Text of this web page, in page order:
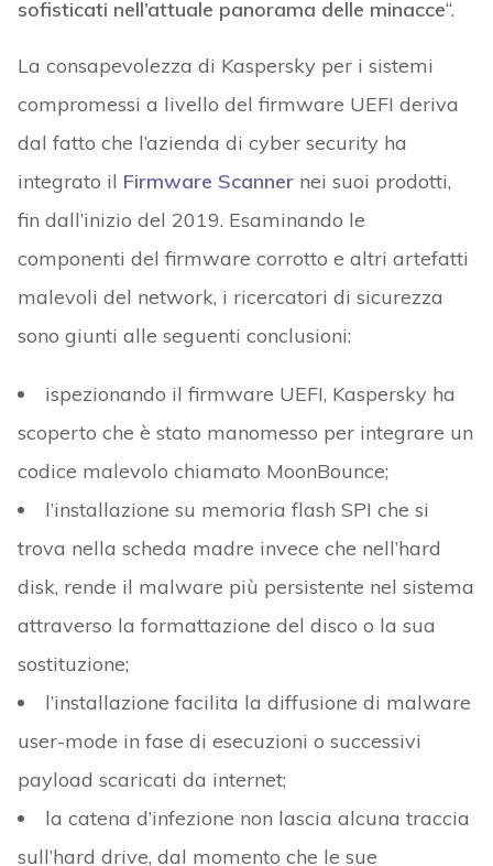
sofisticati nell’attuale panorama delle minacce“.
La consapevolezza di Kaspersky per i sistemi
compromessi a livello del firmware UEFI deriva
dal fatto che l’azienda di cyber security ha
integrato il Firmware Scannernei suoi prodotti,
fin dall’inizio del 2019. Esaminando le
componenti del firmware corrotto e altri artefatti
malevoli del network, i ricercatori di sicurezza
sono giunti alle seguenti conclusioni:
ispezionando il firmware UEFI, Kaspersky ha
scoperto che è stato manomesso per integrare un
codice malevolo chiamato MoonBounce;
l’installazione su memoria flash SPI che si
trova nella scheda madre invece che nell’hard
disk, rende il malware più persistente nel sistema
attraverso la formattazione del disco o la sua
sostituzione;
l’installazione facilita la diffusione di malware
user-mode in fase di esecuzioni o successivi
payload scaricati da internet;
la catena d’infezione non lascia alcuna traccia
sull’hard drive, dal momento che le sue